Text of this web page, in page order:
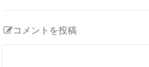
コメントを投稿